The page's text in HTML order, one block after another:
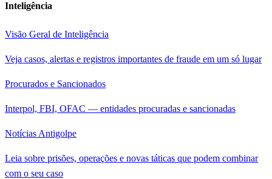
Inteligência
Visão Geral de Inteligência
Veja casos, alertas e registros importantes de fraude em um só lugar
Procurados e Sancionados
Interpol, FBI, OFAC — entidades procuradas e sancionadas
Notícias Antigolpe
Leia sobre prisões, operações e novas táticas que podem combinar
com o seu caso